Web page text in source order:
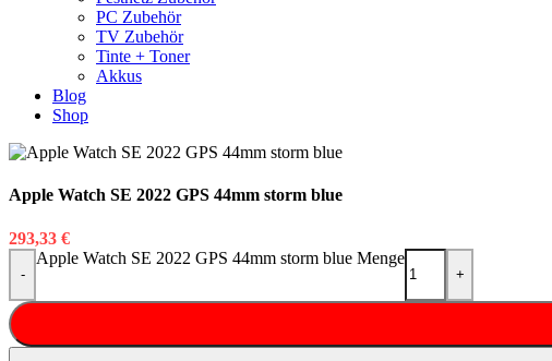
PC Zubehör
TV Zubehör
Tinte + Toner
Akkus
Blog
Shop
Apple Watch SE 2022 GPS 44mm storm blue
293,33 €
-
Apple Watch SE 2022 GPS 44mm storm blue Menge
+